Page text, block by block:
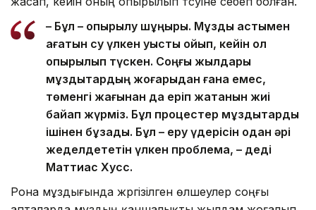
– Бұл – опырылу шұңқыры. Мұздық астымен
ағатын су үлкен қуысты ойып, кейін ол
опырылып түскен. Соңғы жылдары
мұздықтардың жоғарыдан ғана емес,
төменгі жағынан да еріп жатқанын жиі
байқап жүрміз. Бұл процестер мұздықтарды
ішінен бұзады. Бұл – еру үдерісін одан әрі
жеделдететін үлкен проблема, – деді
Маттиас Хусс.
Рона мұздығында жүргізілген өлшеулер соңғы